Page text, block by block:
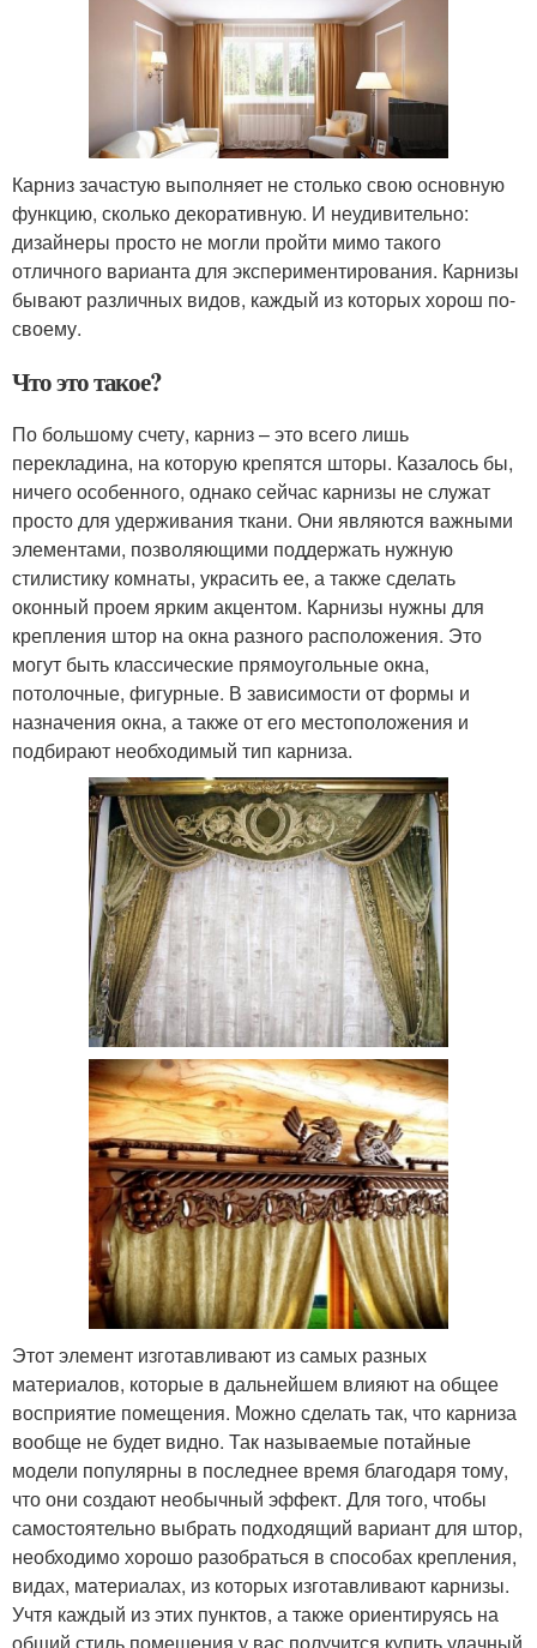
Карниз зачастую выполняет не столько свою основную
функцию, сколько декоративную. И неудивительно:
дизайнеры просто не могли пройти мимо такого
отличного варианта для экспериментирования. Карнизы
бывают различных видов, каждый из которых хорош по-
своему.
Что это такое?
По большому счету, карниз – это всего лишь
перекладина, на которую крепятся шторы. Казалось бы,
ничего особенного, однако сейчас карнизы не служат
просто для удерживания ткани. Они являются важными
элементами, позволяющими поддержать нужную
стилистику комнаты, украсить ее, а также сделать
оконный проем ярким акцентом. Карнизы нужны для
крепления штор на окна разного расположения. Это
могут быть классические прямоугольные окна,
потолочные, фигурные. В зависимости от формы и
назначения окна, а также от его местоположения и
подбирают необходимый тип карниза.
Этот элемент изготавливают из самых разных
материалов, которые в дальнейшем влияют на общее
восприятие помещения. Можно сделать так, что карниза
вообще не будет видно. Так называемые потайные
модели популярны в последнее время благодаря тому,
что они создают необычный эффект. Для того, чтобы
самостоятельно выбрать подходящий вариант для штор,
необходимо хорошо разобраться в способах крепления,
видах, материалах, из которых изготавливают карнизы.
Учтя каждый из этих пунктов, а также ориентируясь на